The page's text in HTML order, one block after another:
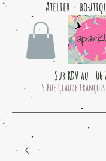
Atelier -
Sur RDV au 06
5 Rue Claude François